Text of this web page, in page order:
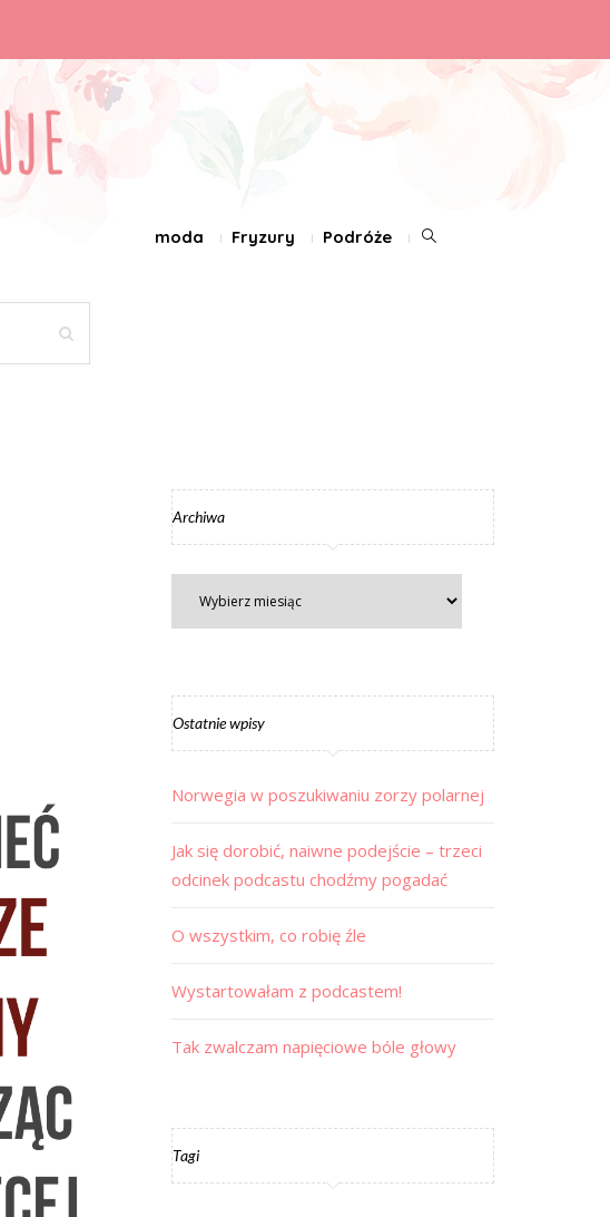
moda Fryzury Podróże
Archiwa
Ostatnie wpisy
Norwegia w poszukiwaniu zorzy polarnej
Jak się dorobić, naiwne podejście – trzeci
odcinek podcastu chodźmy pogadać
O wszystkim, co robię źle
Wystartowałam z podcastem!
Tak zwalczam napięciowe bóle głowy
Tagi